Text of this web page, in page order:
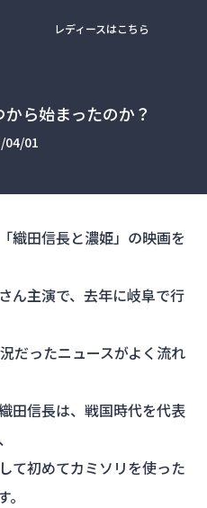
レディースはこちら
ら始まったのか？
04/01
織田信長と濃姫」の映画を
ん主演で、去年に岐阜で行
だったニュースがよく流れ
田信長は、戦国時代を代表
て初めてカミソリを使った